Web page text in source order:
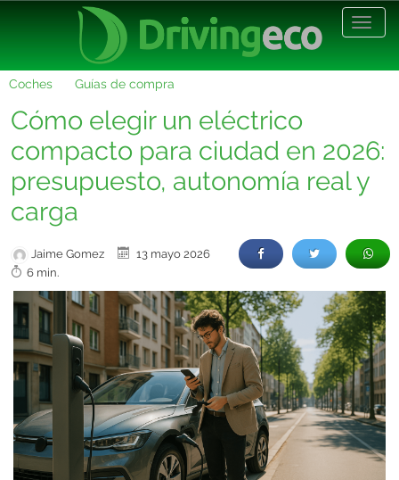
Coches Guías de compra
Cómo elegir un eléctrico
compacto para ciudad en 2026:
presupuesto, autonomía real y
carga
Jaime Gomez
13 mayo 2026
6 min.